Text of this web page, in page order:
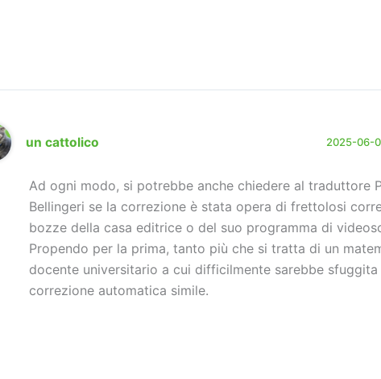
un cattolico 2025-06-
Ad ogni modo, si potrebbe anche chiedere al traduttore
Bellingeri se la correzione è stata opera di frettolosi
bozze della casa editrice o del suo programma di
Propendo per la prima, tanto più che si tratta di un
docente universitario a cui difficilmente sarebbe sfuggita
correzione automatica simile.